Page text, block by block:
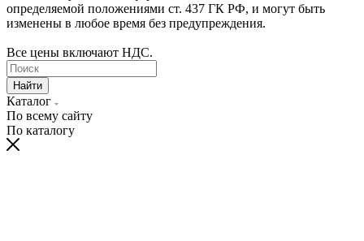
определяемой положениями ст. 437 ГК РФ, и могут быть
изменены в любое время без предупреждения.
Все цены включают НДС.
Найти
Каталог
По всему сайту
По каталогу